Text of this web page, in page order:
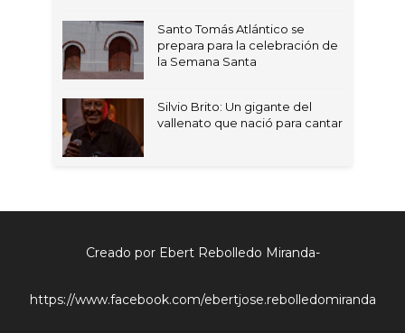
Santo Tomás Atlántico se
prepara para la celebración de
la Semana Santa
Silvio Brito: Un gigante del
vallenato que nació para cantar
Creado por Ebert Rebolledo Miranda-
https://www.facebook.com/ebertjose.rebolledomiranda